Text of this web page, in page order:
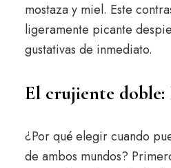
mostaza y miel. Este
ligeramente picante
gustativas de inmediato.
El crujiente doble:
¿Por qué elegir cuando
de ambos mundos?